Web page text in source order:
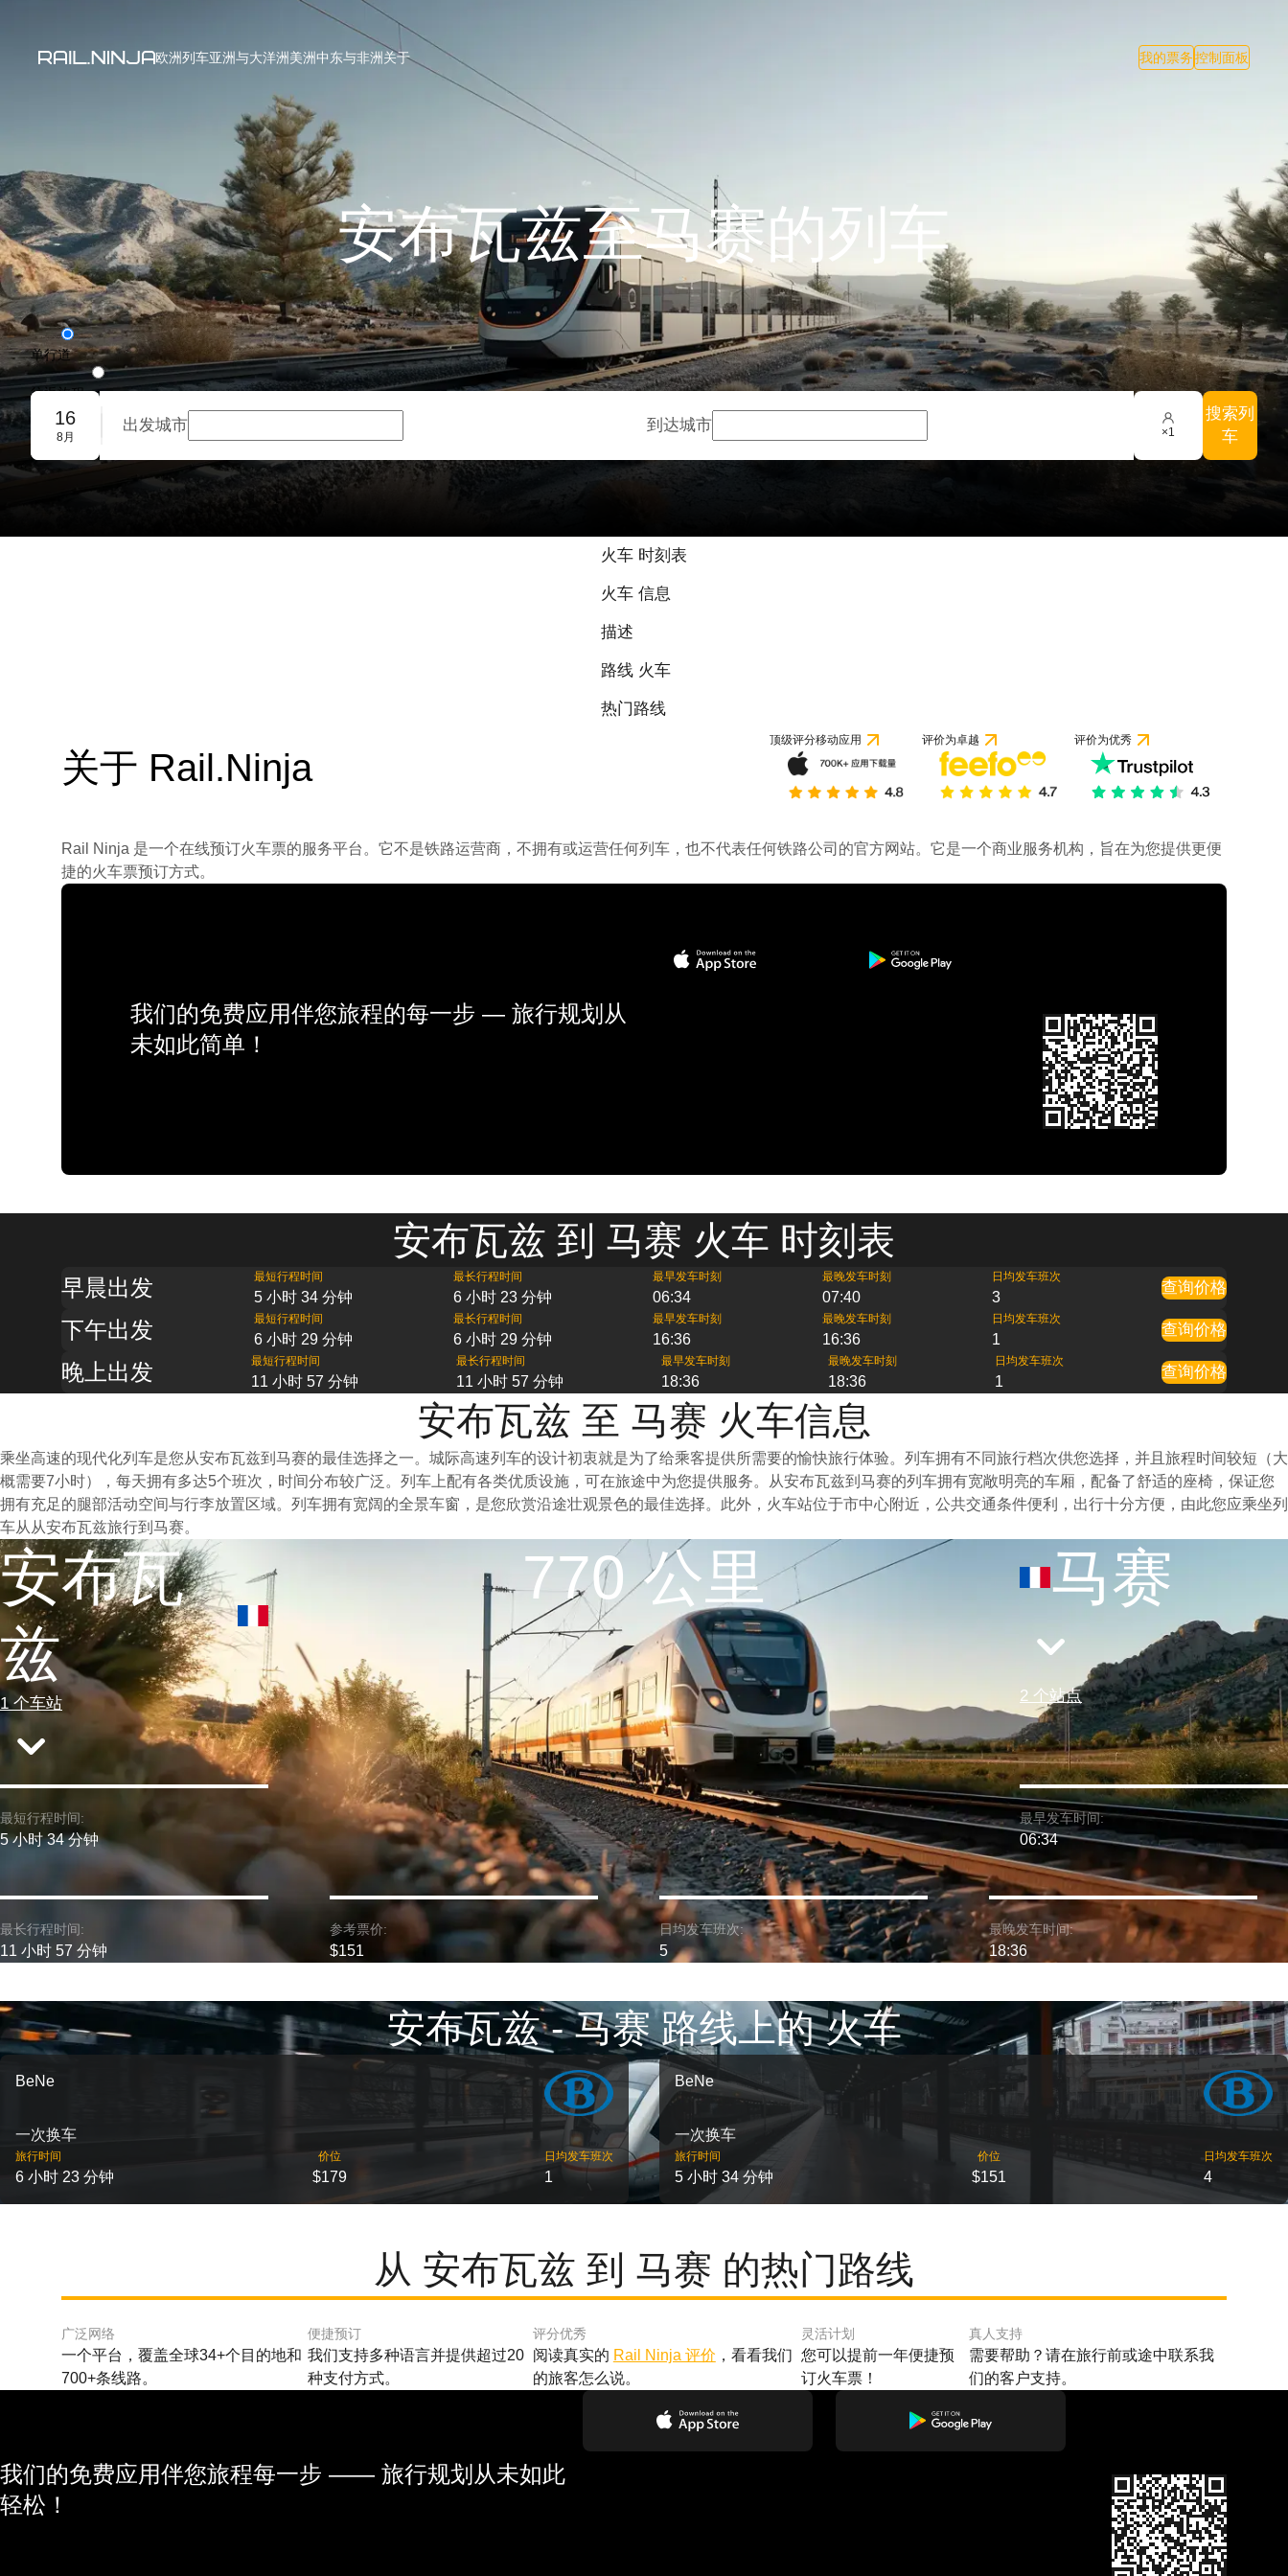
欧洲列车亚洲与大洋洲美洲中东与非洲关于 我的票务控制面板
安布瓦兹至马赛的列车
单行道
往返旅程
团体预订
16
8月
出发城市 到达城市 ×1
搜索列
车
火车 时刻表
火车 信息
描述
路线 火车
热门路线
关于 Rail.Ninja
顶级评分移动应用 评价为卓越 评价为优秀
Rail Ninja 是一个在线预订火车票的服务平台。它不是铁路运营商，不拥有或运营任何列车，也不代表任何铁路公司的官方网站。它是一个商业服务机构，旨在为您提供更便
捷的火车票预订方式。
我们的免费应用伴您旅程的每一步 — 旅行规划从
未如此简单！
安布瓦兹 到 马赛 火车 时刻表
早晨出发 最短行程时间
5 小时 34 分钟
最长行程时间
6 小时 23 分钟
最早发车时刻
06:34
最晚发车时刻
07:40
日均发车班次
3
查询价格
下午出发 最短行程时间
6 小时 29 分钟
最长行程时间
6 小时 29 分钟
最早发车时刻
16:36
最晚发车时刻
16:36
日均发车班次
1
查询价格
晚上出发 最短行程时间
11 小时 57 分钟
最长行程时间
11 小时 57 分钟
最早发车时刻
18:36
最晚发车时刻
18:36
日均发车班次
1
查询价格
安布瓦兹 至 马赛 火车信息
乘坐高速的现代化列车是您从安布瓦兹到马赛的最佳选择之一。城际高速列车的设计初衷就是为了给乘客提供所需要的愉快旅行体验。列车拥有不同旅行档次供您选择，并且旅程时间较短（大
概需要7小时），每天拥有多达5个班次，时间分布较广泛。列车上配有各类优质设施，可在旅途中为您提供服务。从安布瓦兹到马赛的列车拥有宽敞明亮的车厢，配备了舒适的座椅，保证您
拥有充足的腿部活动空间与行李放置区域。列车拥有宽阔的全景车窗，是您欣赏沿途壮观景色的最佳选择。此外，火车站位于市中心附近，公共交通条件便利，出行十分方便，由此您应乘坐列
车从从安布瓦兹旅行到马赛。
安布瓦
兹
1 个车站
770 公里 马赛
2 个站点
最短行程时间:
5 小时 34 分钟
最早发车时间:
06:34
最长行程时间:
11 小时 57 分钟
参考票价:
$151
日均发车班次:
5
最晚发车时间:
18:36
安布瓦兹 - 马赛 路线上的 火车
BeNe
一次换车
旅行时间
6 小时 23 分钟
价位
$179
日均发车班次
1
BeNe
一次换车
旅行时间
5 小时 34 分钟
价位
$151
日均发车班次
4
从 安布瓦兹 到 马赛 的热门路线
广泛网络
一个平台，覆盖全球34+个目的地和
700+条线路。
便捷预订
我们支持多种语言并提供超过20
种支付方式。
评分优秀
阅读真实的 Rail Ninja 评价 ，看看我们
的旅客怎么说。
灵活计划
您可以提前一年便捷预
订火车票！
真人支持
需要帮助？请在旅行前或途中联系我
们的客户支持。
我们的免费应用伴您旅程每一步 —— 旅行规划从未如此
轻松！